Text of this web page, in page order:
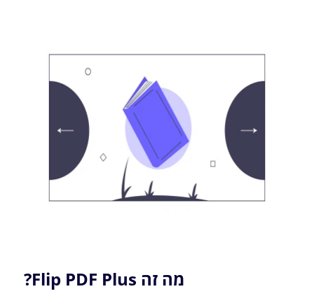
מה זה Flip PDF Plus?